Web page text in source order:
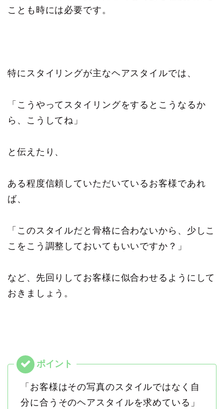
ことも時には必要です。
特にスタイリングが主なヘアスタイルでは、
「こうやってスタイリングをするとこうなるか
ら、こうしてね」
と伝えたり、
ある程度信頼していただいているお客様であれ
ば、
「このスタイルだと骨格に合わないから、少しこ
こをこう調整しておいてもいいですか？」
など、先回りしてお客様に似合わせるようにして
おきましょう。
「お客様はその写真のスタイルではなく自
分に合うそのヘアスタイルを求めている」